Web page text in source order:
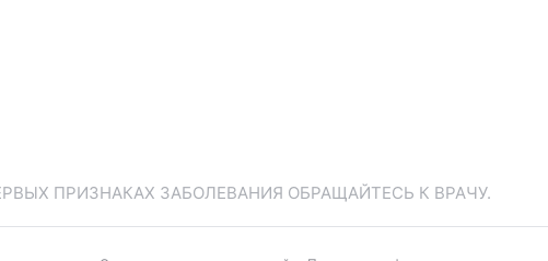
ПРИЗНАКАХ ЗАБОЛЕВАНИЯ ОБРАЩАЙТЕСЬ К ВРАЧУ.